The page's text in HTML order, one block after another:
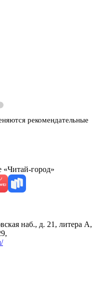
рекомендательные
«Читай-город»
наб., д. 21, литера А,
,